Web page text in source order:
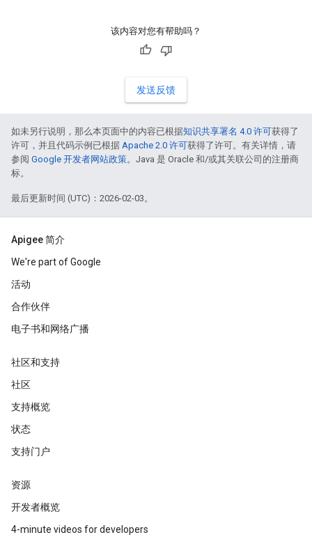
该内容对您有帮助吗？
发送反馈
如未另行说明，那么本页面中的内容已根据知识共享署名 4.0 许可获得了
许可，并且代码示例已根据 Apache 2.0 许可获得了许可。有关详情，请
参阅 Google 开发者网站政策。Java 是 Oracle 和/或其关联公司的注册商
标。
最后更新时间 (UTC)：2026-02-03。
Apigee 简介
We're part of Google
活动
合作伙伴
电子书和网络广播
社区和支持
社区
支持概览
状态
支持门户
资源
开发者概览
4-minute videos for developers